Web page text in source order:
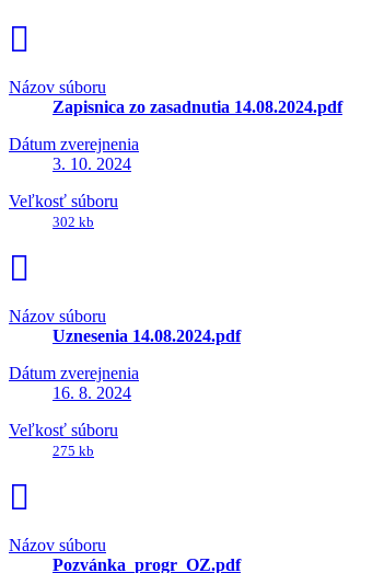
Názov súboru
Zapisnica zo zasadnutia 14.08.2024.pdf
Dátum zverejnenia
3. 10. 2024
Veľkosť súboru
302 kb
Názov súboru
Uznesenia 14.08.2024.pdf
Dátum zverejnenia
16. 8. 2024
Veľkosť súboru
275 kb
Názov súboru
Pozvánka_progr_OZ.pdf